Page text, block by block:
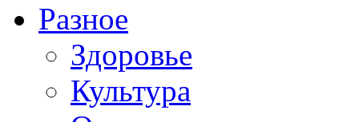
Разное
Здоровье
Культура